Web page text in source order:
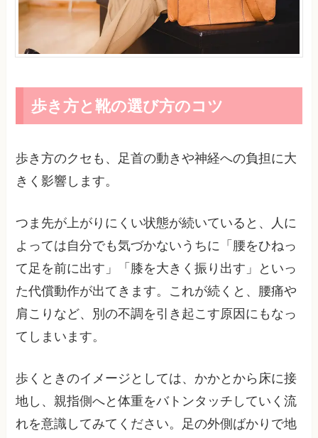
歩き方と靴の選び方のコツ
歩き方のクセも、足首の動きや神経への負担に大
きく影響します。
つま先が上がりにくい状態が続いていると、人に
よっては自分でも気づかないうちに「腰をひねっ
て足を前に出す」「膝を大きく振り出す」といっ
た代償動作が出てきます。これが続くと、腰痛や
肩こりなど、別の不調を引き起こす原因にもなっ
てしまいます。
歩くときのイメージとしては、かかとから床に接
地し、親指側へと体重をバトンタッチしていく流
れを意識してみてください。足の外側ばかりで地